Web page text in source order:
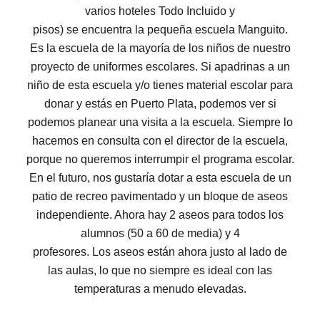
varios hoteles Todo Incluido y
pisos) se encuentra la pequeña escuela Manguito.
Es la escuela de la mayoría de los niños de nuestro
proyecto de uniformes escolares. Si apadrinas a un
niño de esta escuela y/o tienes material escolar para
donar y estás en Puerto Plata, podemos ver si
podemos planear una visita a la escuela. Siempre lo
hacemos en consulta con el director de la escuela,
porque no queremos interrumpir el programa escolar.
En el futuro, nos gustaría dotar a esta escuela de un
patio de recreo pavimentado y un bloque de aseos
independiente. Ahora hay 2 aseos para todos los
alumnos (50 a 60 de media) y 4
profesores. Los aseos están ahora justo al lado de
las aulas, lo que no siempre es ideal con las
temperaturas a menudo elevadas.